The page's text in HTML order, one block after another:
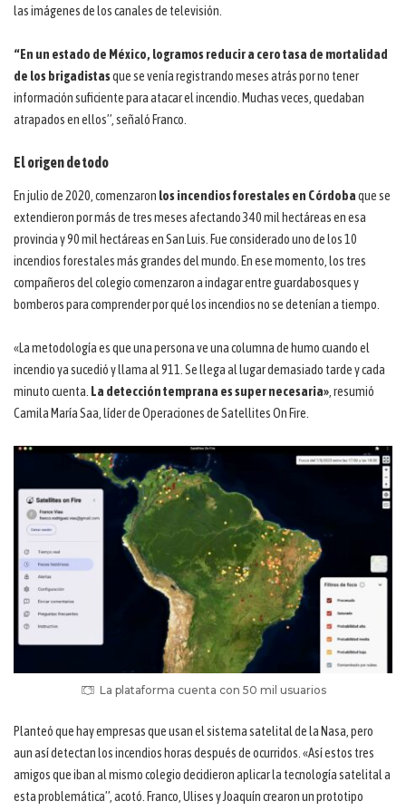
las imágenes de los canales de televisión.
“En un estado de México, logramos reducir a cero tasa de mortalidad
de los brigadistasque se venía registrando meses atrás por no tener
información suficiente para atacar el incendio. Muchas veces, quedaban
atrapados en ellos”, señaló Franco.
El origen de todo
En julio de 2020, comenzaron los incendios forestales en Córdobaque se
extendieron por más de tres meses afectando 340 mil hectáreas en esa
provincia y 90 mil hectáreas en San Luis. Fue considerado uno de los 10
incendios forestales más grandes del mundo. En ese momento, los tres
compañeros del colegio comenzaron a indagar entre guardabosques y
bomberos para comprender por qué los incendios no se detenían a tiempo.
«La metodología es que una persona ve una columna de humo cuando el
incendio ya sucedió y llama al 911. Se llega al lugar demasiado tarde y cada
minuto cuenta. La detección temprana es super necesaria» , resumió
Camila María Saa, líder de Operaciones de Satellites On Fire.
La plataforma cuenta con 50 mil usuarios
Planteó que hay empresas que usan el sistema satelital de la Nasa, pero
aun así detectan los incendios horas después de ocurridos. «Así estos tres
amigos que iban al mismo colegio decidieron aplicar la tecnología satelital a
esta problemática”, acotó. Franco, Ulises y Joaquín crearon un prototipo